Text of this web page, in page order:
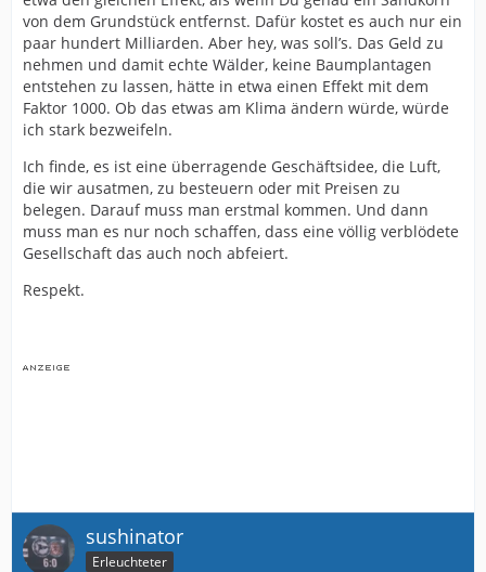
von dem Grundstück entfernst. Dafür kostet es auch nur ein
paar hundert Milliarden. Aber hey, was soll’s. Das Geld zu
nehmen und damit echte Wälder, keine Baumplantagen
entstehen zu lassen, hätte in etwa einen Effekt mit dem
Faktor 1000. Ob das etwas am Klima ändern würde, würde
ich stark bezweifeln.
Ich finde, es ist eine überragende Geschäftsidee, die Luft,
die wir ausatmen, zu besteuern oder mit Preisen zu
belegen. Darauf muss man erstmal kommen. Und dann
muss man es nur noch schaffen, dass eine völlig verblödete
Gesellschaft das auch noch abfeiert.
Respekt.
sushinator
Erleuchteter